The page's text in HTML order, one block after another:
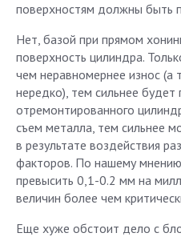
поверхностям должны быть
Нет, базой при прямом
поверхность цилиндра.
чем неравномернее износ (а
нередко), тем сильнее будет
отремонтированного
съем металла, тем сильнее
в результате воздействия
факторов. По нашему
превысить 0,1-0.2 мм на
величин более чем
Еще хуже обстоит дело с